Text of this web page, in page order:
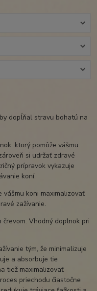
dopĺňal stravu bohatú na
ktorý pomôže vášmu
si udržať zdravé
​​prípravok vykazuje
koní.
vášmu koni maximalizovať
zažívanie.
Vhodný doplnok pri
tým, že minimalizuje
a absorbuje tie
tiež maximalizovať
priechodu čiastočne